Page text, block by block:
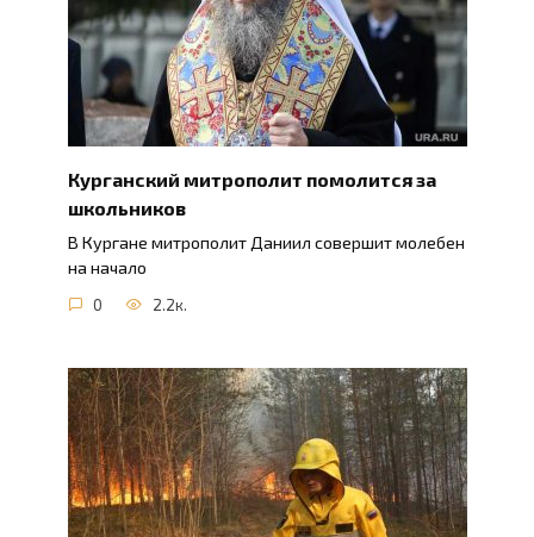
Курганский митрополит помолится за
школьников
В Кургане митрополит Даниил совершит молебен
на начало
0 2.2к.